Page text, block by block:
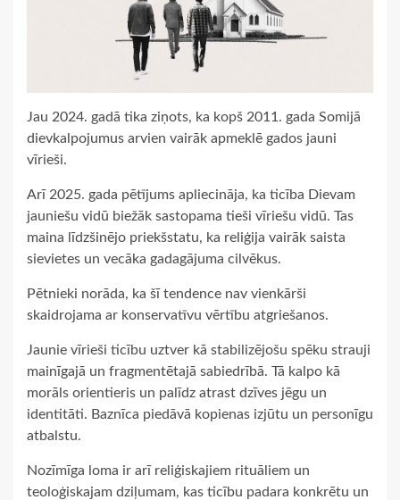
Jau 2024. gadā tika ziņots, ka kopš 2011. gada Somijā
dievkalpojumus arvien vairāk apmeklē gados jauni
vīrieši.
Arī 2025. gada pētījums apliecināja, ka ticība Dievam
jauniešu vidū biežāk sastopama tieši vīriešu vidū. Tas
maina līdzšinējo priekšstatu, ka reliģija vairāk saista
sievietes un vecāka gadagājuma cilvēkus.
Pētnieki norāda, ka šī tendence nav vienkārši
skaidrojama ar konservatīvu vērtību atgriešanos.
Jaunie vīrieši ticību uztver kā stabilizējošu spēku strauji
mainīgajā un fragmentētajā sabiedrībā. Tā kalpo kā
morāls orientieris un palīdz atrast dzīves jēgu un
identitāti. Baznīca piedāvā kopienas izjūtu un personīgu
atbalstu.
Nozīmīga loma ir arī reliģiskajiem rituāliem un
teoloģiskajam dziļumam, kas ticību padara konkrētu un